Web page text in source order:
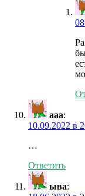
ааа:
10.09.2022 в
…
Ответить
ыва: